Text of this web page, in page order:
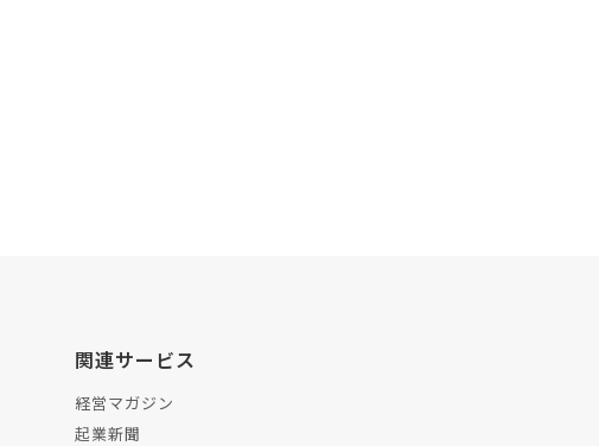
関連サービス
経営マガジン
起業新聞